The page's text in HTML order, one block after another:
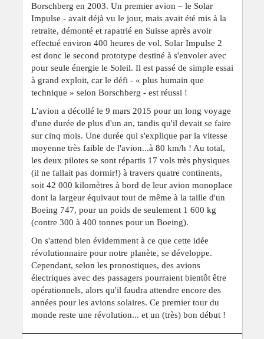
Borschberg en 2003. Un premier avion – le Solar
Impulse - avait déjà vu le jour, mais avait été mis à la
retraite, démonté et rapatrié en Suisse après avoir
effectué environ 400 heures de vol. Solar Impulse 2
est donc le second prototype destiné à s'envoler avec
pour seule énergie le Soleil. Il est passé de simple essai
à grand exploit, car le défi - « plus humain que
technique » selon Borschberg - est réussi !
L'avion a décollé le 9 mars 2015 pour un long voyage
d'une durée de plus d'un an, tandis qu'il devait se faire
sur cinq mois. Une durée qui s'explique par la vitesse
moyenne très faible de l'avion...à 80 km/h ! Au total,
les deux pilotes se sont répartis 17 vols très physiques
(il ne fallait pas dormir!) à travers quatre continents,
soit 42 000 kilomètres à bord de leur avion monoplace
dont la largeur équivaut tout de même à la taille d'un
Boeing 747, pour un poids de seulement 1 600 kg
(contre 300 à 400 tonnes pour un Boeing).
On s'attend bien évidemment à ce que cette idée
révolutionnaire pour notre planète, se développe.
Cependant, selon les pronostiques, des avions
électriques avec des passagers pourraient bientôt être
opérationnels, alors qu'il faudra attendre encore des
années pour les avions solaires. Ce premier tour du
monde reste une révolution... et un (très) bon début !